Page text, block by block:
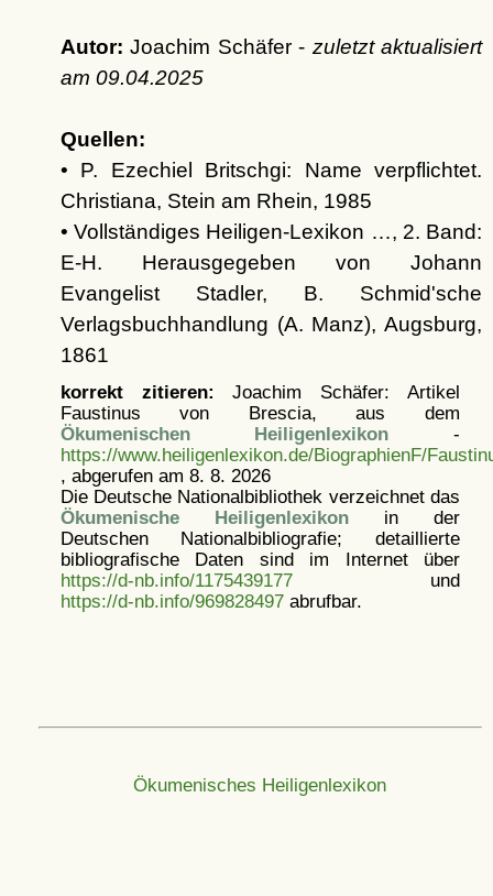
Autor: Joachim Schäfer - zuletzt aktualisiert
am 09.04.2025
Quellen:
• P. Ezechiel Britschgi: Name verpflichtet.
Christiana, Stein am Rhein, 1985
• Vollständiges Heiligen-Lexikon …, 2. Band:
E-H. Herausgegeben von Johann
Evangelist Stadler, B. Schmid'sche
Verlagsbuchhandlung (A. Manz), Augsburg,
1861
korrekt zitieren: Joachim Schäfer: Artikel
Faustinus von Brescia, aus dem
Ökumenischen Heiligenlexikon -
https://www.heiligenlexikon.de/BiographienF/
, abgerufen am 8. 8. 2026
Die Deutsche Nationalbibliothek verzeichnet das
Ökumenische Heiligenlexikonin der
Deutschen Nationalbibliografie; detaillierte
bibliografische Daten sind im Internet über
https://d-nb.info/1175439177und
https://d-nb.info/969828497abrufbar.
Ökumenisches Heiligenlexikon